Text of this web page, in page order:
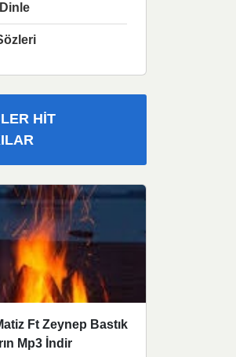
HIT
Ft Zeynep Bastık
Mp3 İndir